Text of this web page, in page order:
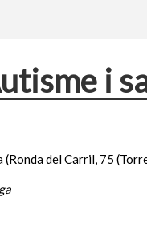
i
(Ronda del Carril, 75